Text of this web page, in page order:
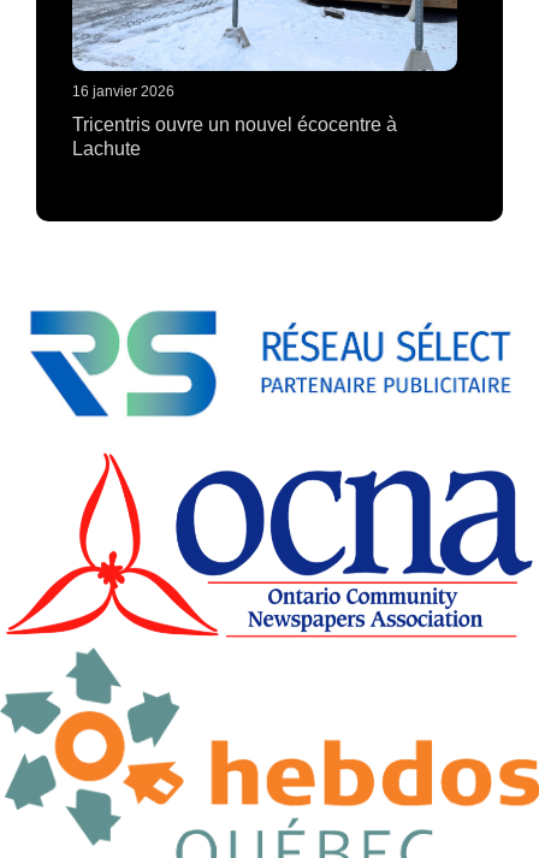
16 janvier 2026
Tricentris ouvre un nouvel écocentre à
Lachute